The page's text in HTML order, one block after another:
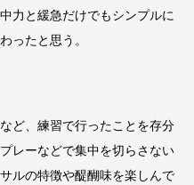
力と緩急だけでもシンプルに
ったと思う。
ど、練習で行ったことを存分
レーなどで集中を切らさない
ルの特徴や醍醐味を楽しんで